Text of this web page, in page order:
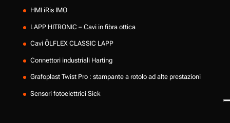
HMI iRis IMO
LAPP HITRONIC – Cavi in fibra ottica
Cavi ÖLFLEX CLASSIC LAPP
Connettori industriali Harting
Grafoplast Twist Pro : stampante a rotolo ad alte prestazioni
Sensori fotoelettrici Sick